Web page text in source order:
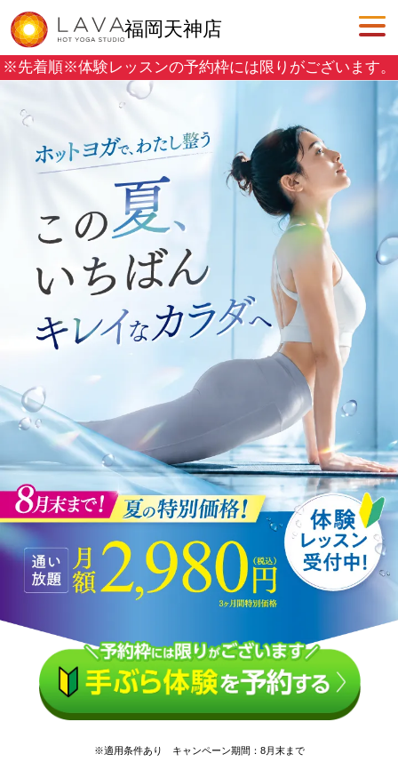
福岡天神店
※先着順※体験レッスンの予約枠には限りがございます。
※適用条件あり キャンペーン期間：8月末まで